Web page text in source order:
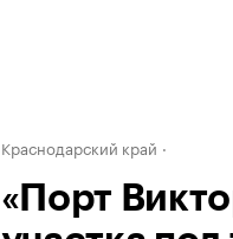
Краснодарский край
«Порт